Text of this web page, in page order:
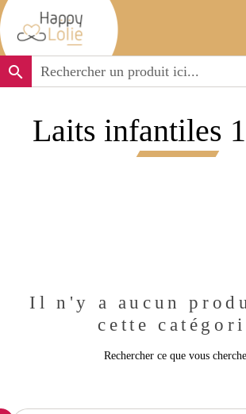
search
Laits infantiles
Il n'y a aucun
cette
Rechercher ce que vous